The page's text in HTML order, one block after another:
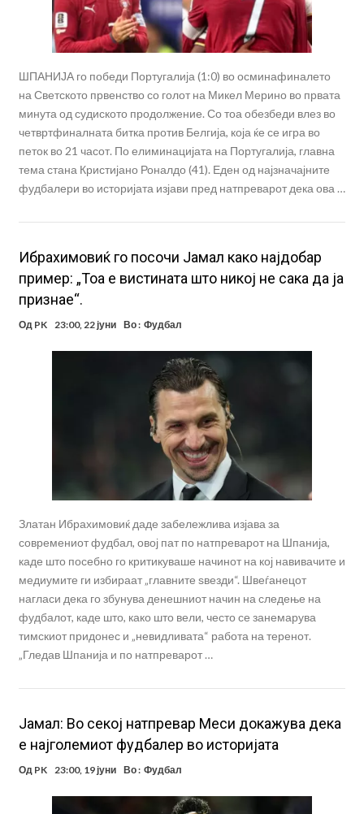
ШПАНИЈА го победи Португалија (1:0) во осминафиналето
на Светското првенство со голот на Микел Мерино во првата
минута од судиското продолжение. Со тоа обезбеди влез во
четвртфиналната битка против Белгија, која ќе се игра во
петок во 21 часот. По елиминацијата на Португалија, главна
тема стана Кристијано Роналдо (41). Еден од најзначајните
фудбалери во историјата изјави пред натпреварот дека ова …
Ибрахимовиќ го посочи Јамал како најдобар
пример: „Тоа е вистината што никој не сака да ја
признае“.
Од PK 23:00, 22 јуни Во : Фудбал
Златан Ибрахимовиќ даде забележлива изјава за
современиот фудбал, овој пат по натпреварот на Шпанија,
каде што посебно го критикуваше начинот на кој навивачите и
медиумите ги избираат „главните ѕвезди“. Швеѓанецот
нагласи дека го збунува денешниот начин на следење на
фудбалот, каде што, како што вели, често се занемарува
тимскиот придонес и „невидливата“ работа на теренот.
„Гледав Шпанија и по натпреварот …
Јамал: Во секој натпревар Меси докажува дека
е најголемиот фудбалер во историјата
Од PK 23:00, 19 јуни Во : Фудбал